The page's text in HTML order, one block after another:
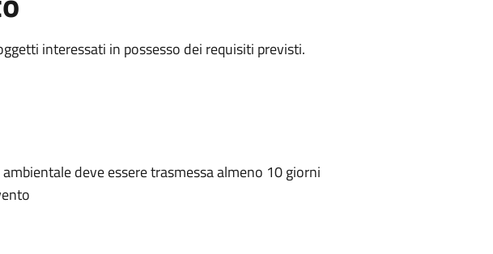
interessati in possesso dei requisiti previsti.
deve essere trasmessa almeno 10 giorni